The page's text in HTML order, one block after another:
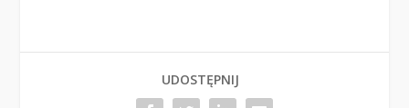
UDOSTĘPNIJ